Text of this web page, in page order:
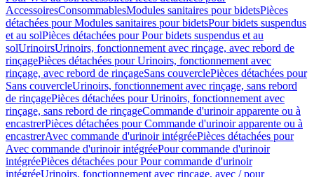
AccessoiresConsommablesModules sanitaires pour bidetsPièces
détachées pour Modules sanitaires pour bidetsPour bidets suspendus
et au solPièces détachées pour Pour bidets suspendus et au
solUrinoirsUrinoirs, fonctionnement avec rinçage, avec rebord de
rinçagePièces détachées pour Urinoirs, fonctionnement avec
rinçage, avec rebord de rinçageSans couverclePièces détachées pour
Sans couvercleUrinoirs, fonctionnement avec rinçage, sans rebord
de rinçagePièces détachées pour Urinoirs, fonctionnement avec
rinçage, sans rebord de rinçageCommande d'urinoir apparente ou à
encastrerPièces détachées pour Commande d'urinoir apparente ou à
encastrerAvec commande d'urinoir intégréePièces détachées pour
Avec commande d'urinoir intégréePour commande d'urinoir
intégréePièces détachées pour Pour commande d'urinoir
intégréeUrinoirs, fonctionnement avec rinçage, avec / pour